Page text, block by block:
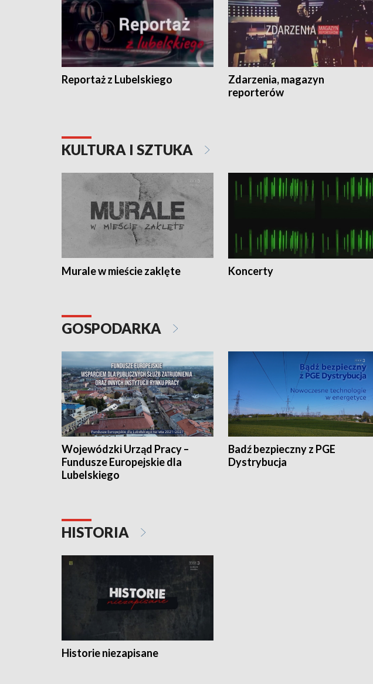
Reportaż z Lubelskiego
Zdarzenia, magazyn
reporterów
KULTURA I SZTUKA
Murale w mieście zaklęte Koncerty
GOSPODARKA
Wojewódzki Urząd Pracy –
Fundusze Europejskie dla
Lubelskiego
Badź bezpieczny z PGE
Dystrybucja
HISTORIA
Historie niezapisane